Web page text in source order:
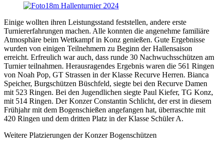
Einige wollten ihren Leistungsstand feststellen, andere erste
Turniererfahrungen machen. Alle konnten die angenehme familiäre
Atmosphäre beim Wettkampf in Konz genießen. Gute Ergebnisse
wurden von einigen Teilnehmern zu Beginn der Hallensaison
erreicht. Erfreulich war auch, dass runde 30 Nachwuchsschützen am
Turnier teilnahmen. Herausragendes Ergebnis waren die 561 Ringen
von Noah Pop, GT Strassen in der Klasse Recurve Herren. Bianca
Speicher, Burgschützen Büschfeld, siegte bei den Recurve Damen
mit 523 Ringen. Bei den Jugendlichen siegte Paul Kiefer, TG Konz,
mit 514 Ringen. Der Konzer Constantin Schlicht, der erst in diesem
Frühjahr mit dem Bogenschießen angefangen hat, überraschte mit
420 Ringen und dem dritten Platz in der Klasse Schüler A.
Weitere Platzierungen der Konzer Bogenschützen